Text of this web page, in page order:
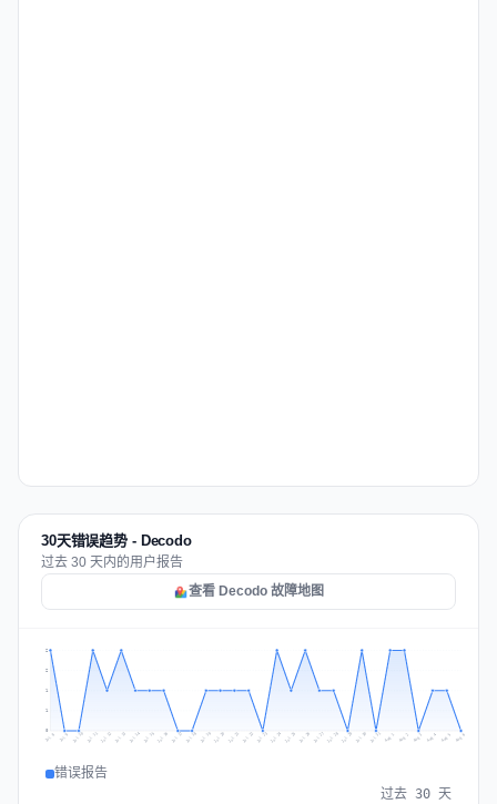
30天错误趋势 - Decodo
过去 30 天内的用户报告
查看 Decodo 故障地图
1
1
2
2
Jul 8 Jul 9 Jul 10 Jul 11 Jul 12 Jul 13 Jul 14 Jul 15 Jul 16 Jul 17 Jul 18 Jul 19 Jul 20 Jul 21 Jul 22 Jul 23 Jul 24 Jul 25 Jul 26 Jul 27 Jul 28 Jul 29 Jul 30 Jul 31 Aug 1 Aug 2 Aug 3 Aug 4 Aug 5 Aug 6
错误报告
过去 30 天